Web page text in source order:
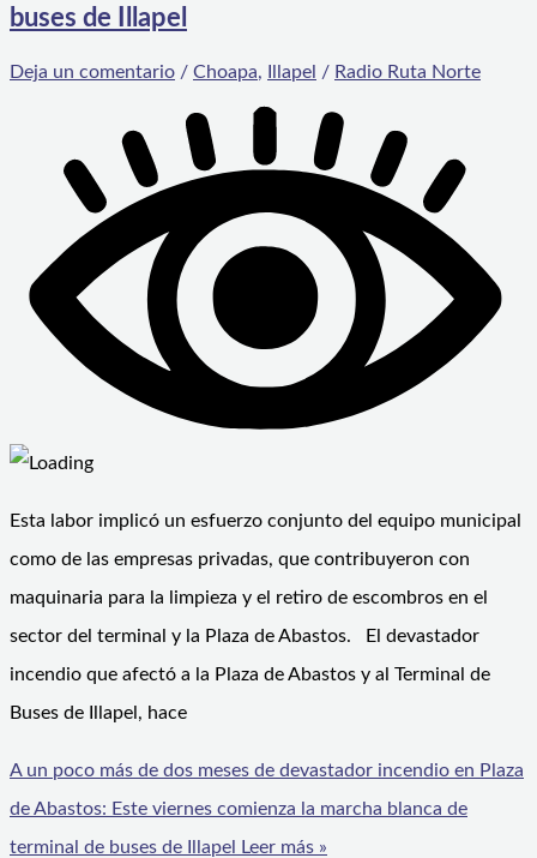
buses de Illapel
Deja un comentario / Choapa, Illapel / Radio Ruta Norte
Esta labor implicó un esfuerzo conjunto del equipo municipal
como de las empresas privadas, que contribuyeron con
maquinaria para la limpieza y el retiro de escombros en el
sector del terminal y la Plaza de Abastos. El devastador
incendio que afectó a la Plaza de Abastos y al Terminal de
Buses de Illapel, hace
A un poco más de dos meses de devastador incendio en Plaza
de Abastos: Este viernes comienza la marcha blanca de
terminal de buses de Illapel
Leer más »